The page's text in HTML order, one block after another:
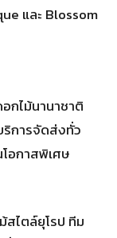
วยงามและใหม่
ต
เน้นความเป็น
ร้านดอกไม้